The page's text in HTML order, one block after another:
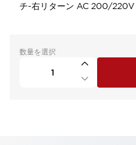
チ-右リターン AC 200/220V
数量を選択